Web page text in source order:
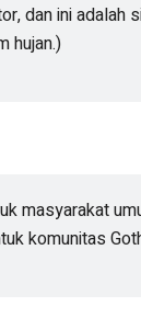
dan ini adalah
hujan.)
masyarakat
komunitas